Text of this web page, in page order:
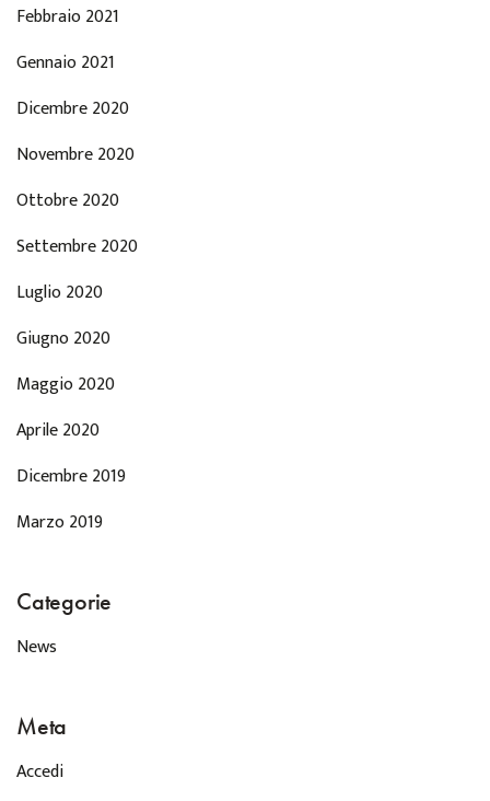
Febbraio 2021
Gennaio 2021
Dicembre 2020
Novembre 2020
Ottobre 2020
Settembre 2020
Luglio 2020
Giugno 2020
Maggio 2020
Aprile 2020
Dicembre 2019
Marzo 2019
Categorie
News
Meta
Accedi